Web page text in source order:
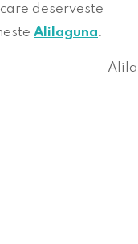
deserveste
Alilaguna.